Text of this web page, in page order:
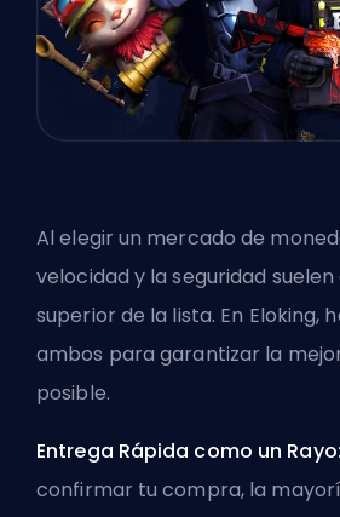
Al elegir un mercado de
velocidad y la seguridad
superior de la lista. En Eloking,
ambos para garantizar la
posible.
Entrega Rápida como un Rayo:
confirmar tu compra, la